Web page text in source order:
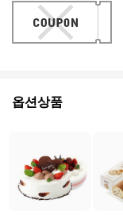
옵션상품